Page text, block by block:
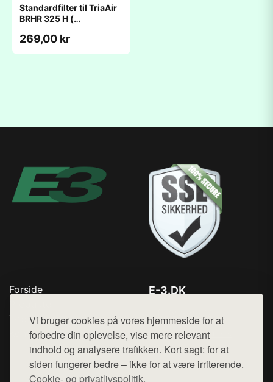
Vi bruger cookies på vores hjemmeside for at
forbedre din oplevelse, vise mere relevant
indhold og analysere trafikken. Kort sagt: for at
siden fungerer bedre – ikke for at være irriterende.
Cookie- og privatlivspolitik.
Standardfilter til TriaAir
BRHR 325 H (
269,00 kr
Forside
Top Rabatter
Kontakt
E-3.DK
Mail: hej@want.dk
Cookie- og privatlivspolitik